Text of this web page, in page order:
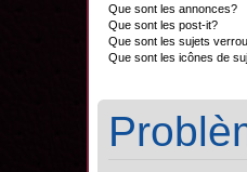
Que sont les annonces?
Que sont les post-it?
Que sont les sujets
Que sont les icônes de